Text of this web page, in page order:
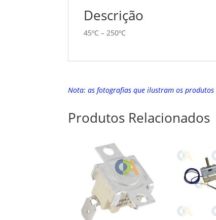
Descrição
45ºC – 250ºC
Nota: as fotografias que ilustram os
Produtos Relacionados